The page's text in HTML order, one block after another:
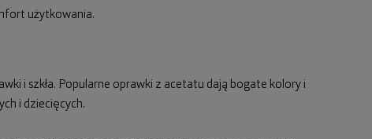
użytkowania.
i szkła. Popularne oprawki z acetatu dają bogate kolory i
i dziecięcych.